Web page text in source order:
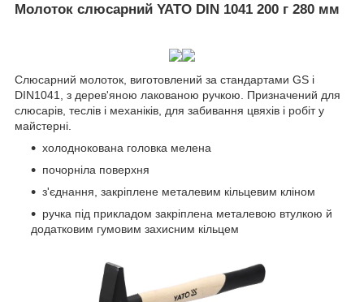
Молоток слюсарний YATO DIN 1041 200 г 280 мм
Слюсарний молоток, виготовлений за стандартами GS і
DIN1041, з дерев'яною лакованою ручкою. Призначений для
слюсарів, теслів і механіків, для забивання цвяхів і робіт у
майстерні.
холоднокована головка мелена
почорніла поверхня
з'єднання, закріплене металевим кільцевим кліном
ручка під прикладом закріплена металевою втулкою й
додатковим гумовим захисним кільцем